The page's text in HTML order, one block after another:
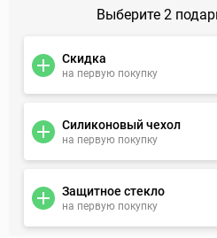
Выберите 2
Скидка
на первую покупку
Силиконовый чехол
на первую покупку
Защитное стекло
на первую покупку